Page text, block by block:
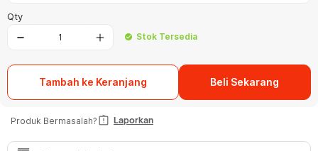
Qty
check_circle Stok Tersedia
Tambah ke Keranjang Beli Sekarang
Produk Bermasalah? assignment_late Laporkan